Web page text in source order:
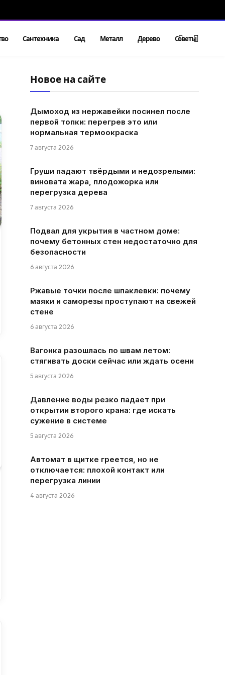
Сантехника Сад Металл Дерево Советы
Новое на сайте
Дымоход из нержавейки посинел после
первой топки: перегрев это или
нормальная термоокраска
7 августа 2026
Груши падают твёрдыми и недозрелыми:
виновата жара, плодожорка или
перегрузка дерева
7 августа 2026
Подвал для укрытия в частном доме:
почему бетонных стен недостаточно для
безопасности
6 августа 2026
Ржавые точки после шпаклевки: почему
маяки и саморезы проступают на свежей
стене
6 августа 2026
Вагонка разошлась по швам летом:
стягивать доски сейчас или ждать осени
5 августа 2026
Давление воды резко падает при
открытии второго крана: где искать
сужение в системе
5 августа 2026
Автомат в щитке греется, но не
отключается: плохой контакт или
перегрузка линии
4 августа 2026